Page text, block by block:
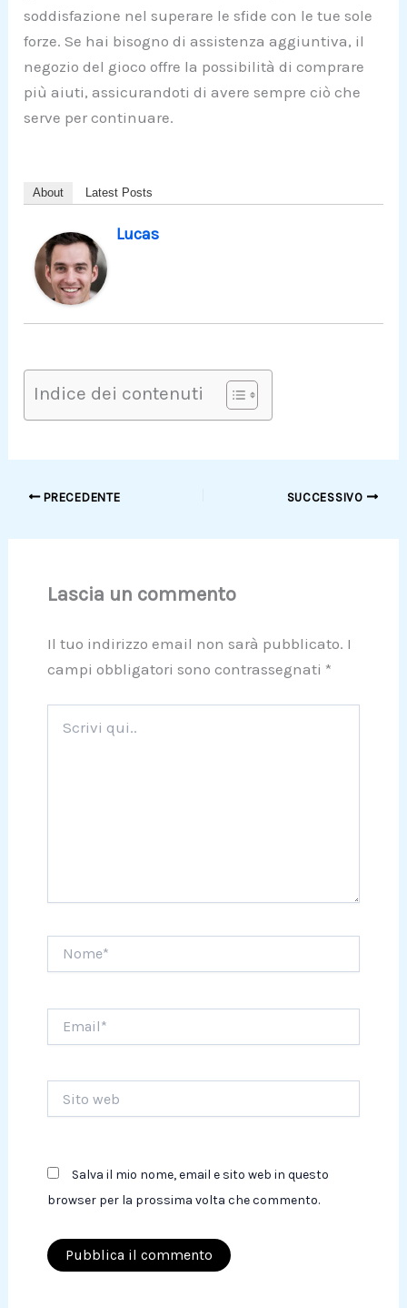
soddisfazione nel superare le sfide con le tue sole
forze. Se hai bisogno di assistenza aggiuntiva, il
negozio del gioco offre la possibilità di comprare
più aiuti, assicurandoti di avere sempre ciò che
serve per continuare.
About Latest Posts
Lucas
Indice dei contenuti
PRECEDENTE SUCCESSIVO
Lascia un commento
Il tuo indirizzo email non sarà pubblicato. I
campi obbligatori sono contrassegnati *
qui..
web
Salva il mio nome, email e sito web in questo
browser per la prossima volta che commento.